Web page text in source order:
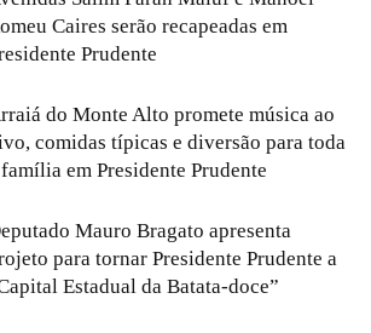
Caires serão recapeadas em
Prudente
do Monte Alto promete música ao
comidas típicas e diversão para toda
em Presidente Prudente
Mauro Bragato apresenta
para tornar Presidente Prudente a
Estadual da Batata-doce”